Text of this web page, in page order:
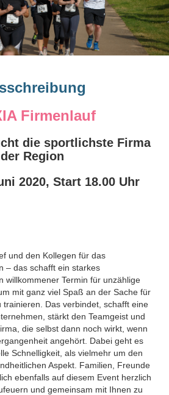
Firmenlauf
die sportlichste Firma
der Region
2020, Start 18.00 Uhr
und den Kollegen für das
– das schafft ein starkes
willkommener Termin für unzählige
mit ganz viel Spaß an der Sache für
Das verbindet, schafft eine
stärkt den Teamgeist und
die selbst dann noch wirkt, wenn
angehört. Dabei geht es
Schnelligkeit, als vielmehr um den
Aspekt. Familien, Freunde
ebenfalls auf diesem Event herzlich
und gemeinsam mit Ihnen zu